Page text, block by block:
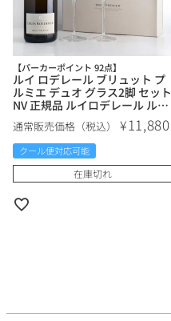
【パーカーポイント 92点】
ルイ ロデレール ブリュット プ
ルミエ デュオ グラス2脚 セット
NV 正規品 ルイロデレール ル
イ・ロデレール Louis
Roederer Brut Premier Duo
フランス シャンパン シャンパ
ーニュ
通常販売価格（税込） ¥11,880
クール便対応可能
在庫切れ